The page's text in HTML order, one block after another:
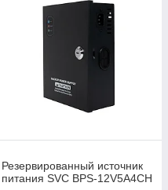
Резервированный источник
питания SVC BPS-12V5A4CH